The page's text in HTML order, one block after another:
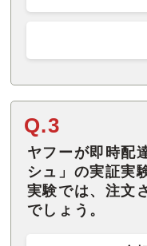
Q.3
ヤフーが即時配
シュ」の実証実
実験では、注文
でしょう。